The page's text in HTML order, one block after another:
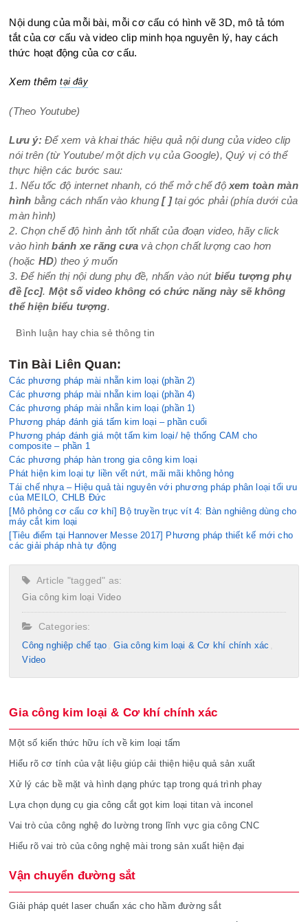
Nội dung của mỗi bài, mỗi cơ cấu có hình vẽ 3D, mô tả tóm
tắt của cơ cấu và video clip minh họa nguyên lý, hay cách
thức hoạt động của cơ cấu.
Xem thêmtại đây
(Theo Youtube)
Lưu ý:Để xem và khai thác hiệu quả nội dung của video clip
nói trên (từ Youtube/ một dịch vụ của Google), Quý vị có thể
thực hiện các bước sau:
1. Nếu tốc độ internet nhanh, có thể mở chế độ xem toàn màn
hình bằng cách nhấn vào khung [ ] tại góc phải (phía dưới của
màn hình)
2. Chọn chế độ hình ảnh tốt nhất của đoạn video, hãy click
vào hình bánh xe răng cưa và chọn chất lượng cao hơn
(hoặc HD) theo ý muốn
3. Để hiển thị nội dung phụ đề, nhấn vào nút biểu tượng phụ
đề [cc]. Một số video không có chức năng này sẽ không
thể hiện biểu tượng.
Bình luận hay chia sẻ thông tin
Tin Bài Liên Quan:
Các phương pháp mài nhẵn kim loại (phần 2)
Các phương pháp mài nhẵn kim loại (phần 4)
Các phương pháp mài nhẵn kim loại (phần 1)
Phương pháp đánh giá tấm kim loại – phần cuối
Phương pháp đánh giá một tấm kim loại/ hệ thống CAM cho
composite – phần 1
Các phương pháp hàn trong gia công kim loại
Phát hiện kim loại tự liền vết nứt, mãi mãi không hỏng
Tái chế nhựa – Hiệu quả tài nguyên với phương pháp phân loại tối ưu
của MEILO, CHLB Đức
[Mô phỏng cơ cấu cơ khí] Bộ truyền trục vít 4: Bàn nghiêng dùng cho
máy cắt kim loại
[Tiêu điểm tại Hannover Messe 2017] Phương pháp thiết kế mới cho
các giải pháp nhà tự động
Article "tagged" as:
Gia công kim loại Video
Categories:
Công nghiệp chế tạo​
Gia công kim loại & Cơ khí chính xác
Video
Gia công kim loại & Cơ khí chính xác
Một số kiến thức hữu ích về kim loại tấm
Hiểu rõ cơ tính của vật liệu giúp cải thiện hiệu quả sản xuất
Xử lý các bề mặt và hình dạng phức tạp trong quá trình phay
Lựa chọn dụng cụ gia công cắt gọt kim loại titan và inconel
Vai trò của công nghệ đo lường trong lĩnh vực gia công CNC
Hiểu rõ vai trò của công nghệ mài trong sản xuất hiện đại
Vận chuyển đường sắt
Giải pháp quét laser chuẩn xác cho hầm đường sắt